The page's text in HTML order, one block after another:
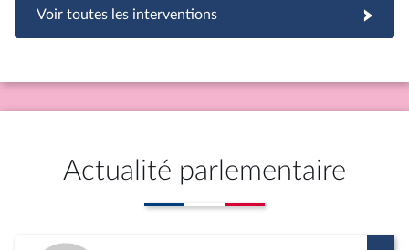
Voir toutes les interventions
Actualité parlementaire